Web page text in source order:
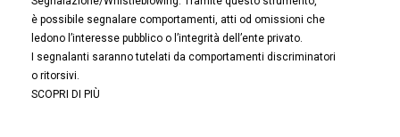
è possibile segnalare comportamenti, atti od omissioni che
ledono l’interesse pubblico o l’integrità dell’ente privato.
I segnalanti saranno tutelati da comportamenti discriminatori
o ritorsivi.
SCOPRI DI PIÙ